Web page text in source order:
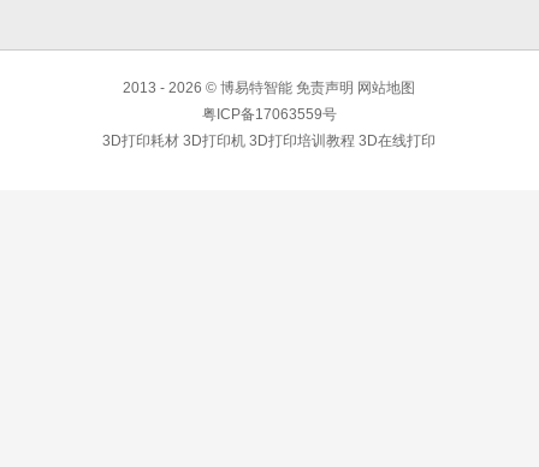
2013 - 2026 © 博易特智能 免责声明 网站地图
粤ICP备17063559号
3D打印耗材 3D打印机 3D打印培训教程 3D在线打印